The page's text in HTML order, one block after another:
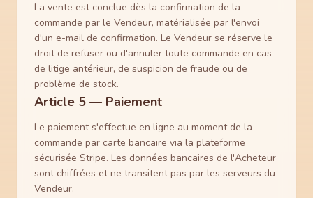
La vente est conclue dès la confirmation de la
commande par le Vendeur, matérialisée par l'envoi
d'un e-mail de confirmation. Le Vendeur se réserve le
droit de refuser ou d'annuler toute commande en cas
de litige antérieur, de suspicion de fraude ou de
problème de stock.
Article 5 — Paiement
Le paiement s'effectue en ligne au moment de la
commande par carte bancaire via la plateforme
sécurisée Stripe. Les données bancaires de l'Acheteur
sont chiffrées et ne transitent pas par les serveurs du
Vendeur.